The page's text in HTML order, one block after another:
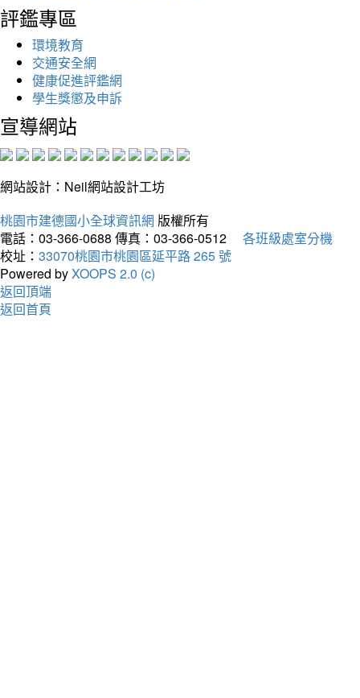
評鑑專區
環境教育
交通安全網
健康促進評鑑網
學生獎懲及申訴
宣導網站
網站設計：Neil網站設計工坊
桃園市建德國小全球資訊網 版權所有
電話：03-366-0688 傳真：03-366-0512
各班級處室分機
校址： 33070桃園市桃園區延平路 265 號
Powered byXOOPS 2.0 (c)
返回頂端
返回首頁